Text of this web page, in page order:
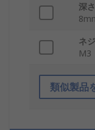
深さ
ネ
M3
類似製品